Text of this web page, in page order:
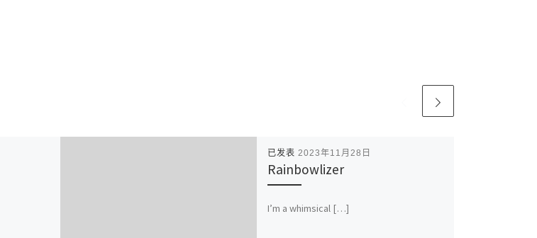
已发表 2023年11月28日
Rainbowlizer
I’m a whimsical […]